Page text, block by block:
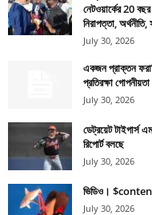
নেটওয়ার্কের 20
নিরাপত্তা,
July 30, 2026
একজন প্রাক্তন
প্রতিরক্ষা
July 30, 2026
ডেট্রয়েট টাইগার্স
রিপোর্ট বলছে
July 30, 2026
ভিডিও।
July 30, 2026